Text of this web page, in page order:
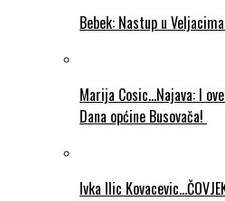
Bebek: Nastup u
Marija Cosic…Najava: I
Dana općine Busovača!
Ivka Ilic